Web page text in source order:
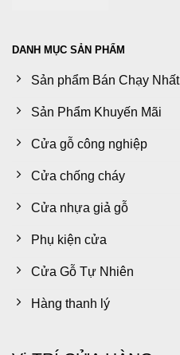
DANH MỤC SẢN PHẨM
Sản phẩm Bán Chạy Nhất
Sản Phẩm Khuyến Mãi
Cửa gỗ công nghiệp
Cửa chống cháy
Cửa nhựa giả gỗ
Phụ kiện cửa
Cửa Gỗ Tự Nhiên
Hàng thanh lý